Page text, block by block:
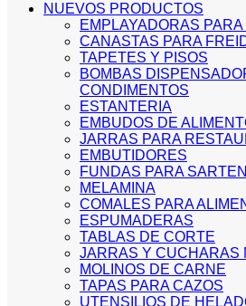
NUEVOS PRODUCTOS
EMPLAYADORAS
CANASTAS PARA
TAPETES Y PISOS
BOMBAS
CONDIMENTOS
ESTANTERIA
EMBUDOS DE
JARRAS PARA
EMBUTIDORES
FUNDAS PARA
MELAMINA
COMALES PARA
ESPUMADERAS
TABLAS DE CORTE
JARRAS Y CUCHARAS
MOLINOS DE CARNE
TAPAS PARA CAZOS
UTENSILIOS DE